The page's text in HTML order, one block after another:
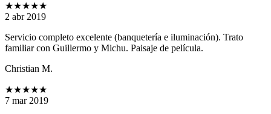
★★★★★
2 abr 2019
Servicio completo excelente (banquetería e iluminación). Trato
familiar con Guillermo y Michu. Paisaje de película.
Christian M.
★★★★★
7 mar 2019